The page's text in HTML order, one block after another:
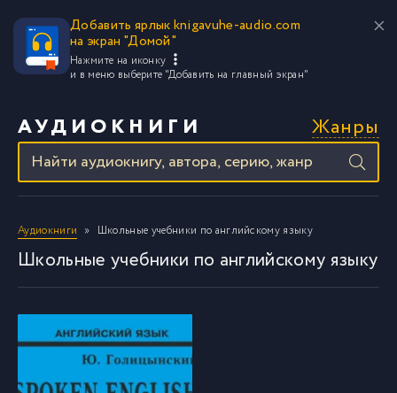
Добавить ярлык knigavuhe-audio.com
на экран "Домой"
Нажмите на иконку
и в меню выберите "Добавить на главный экран"
АУДИОКНИГИ Жанры
Аудиокниги Школьные учебники по английскому языку
Школьные учебники по английскому языку